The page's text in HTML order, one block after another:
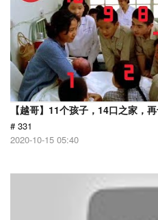
【越哥】11个孩子，14口之家，
# 331
2020-10-15 05:40